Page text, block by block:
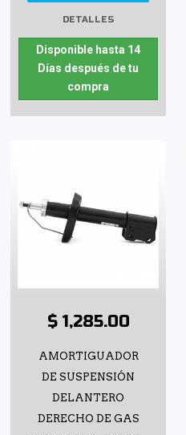
DETALLES
Disponible hasta 14
Días después de tu
compra
$ 1,285.00
AMORTIGUADOR
DE SUSPENSIÓN
DELANTERO
DERECHO DE GAS